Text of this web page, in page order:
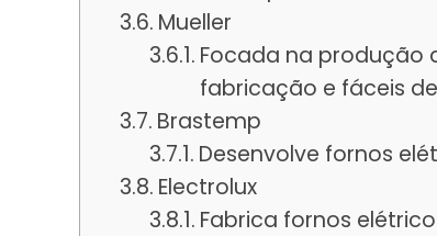
Mueller
Focada na produção
fabricação e fáceis
Brastemp
Desenvolve fornos
Electrolux
Fabrica fornos